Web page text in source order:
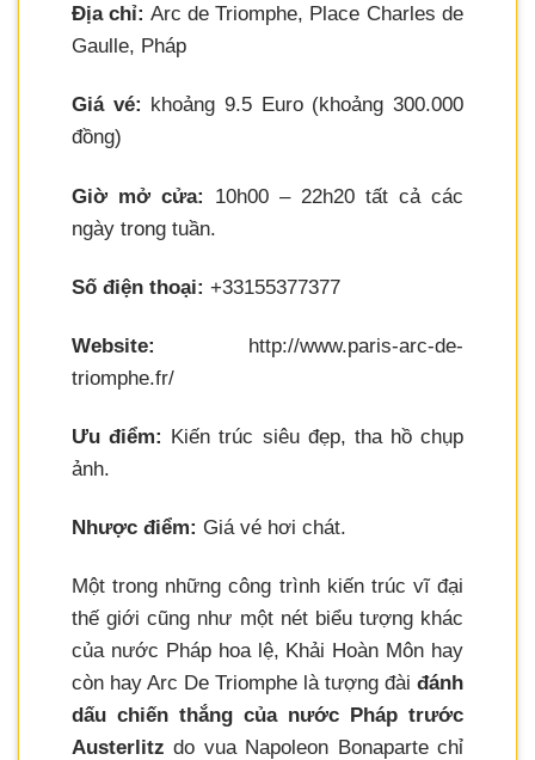
Địa chỉ: Arc de Triomphe, Place Charles de
Gaulle, Pháp
Giá vé: khoảng 9.5 Euro (khoảng 300.000
đồng)
Giờ mở cửa:
10h00 – 22h20 tất cả các
ngày trong tuần.
Số điện thoại: +33155377377
Website:
http://www.paris-arc-de-
triomphe.fr/
Ưu điểm: Kiến trúc siêu đẹp, tha hồ chụp
ảnh.
Nhược điểm: Giá vé hơi chát.
Một trong những công trình kiến trúc vĩ đại
thế giới cũng như một nét biểu tượng khác
của nước Pháp hoa lệ, Khải Hoàn Môn hay
còn hay Arc De Triomphe là tượng đài đánh
dấu chiến thắng của nước Pháp trước
Austerlitz do vua Napoleon Bonaparte chỉ